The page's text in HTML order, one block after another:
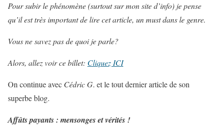
Pour subir le phénomène (surtout sur mon site d’info) je pense
qu’il est très important de lire cet article, un must dans le genre.
Vous ne savez pas de quoi je parle?
Alors, allez voir ce billet: Cliquez ICI
On continue avec Cédric G. et le tout dernier article de son
superbe blog.
Affûts payants : mensonges et vérités !